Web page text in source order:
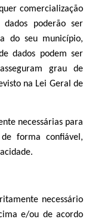
comercialização
poderão ser
do seu município,
dados podem ser
grau de
na Lei Geral de
necessárias para
forma confiável,
necessário
e/ou de acordo